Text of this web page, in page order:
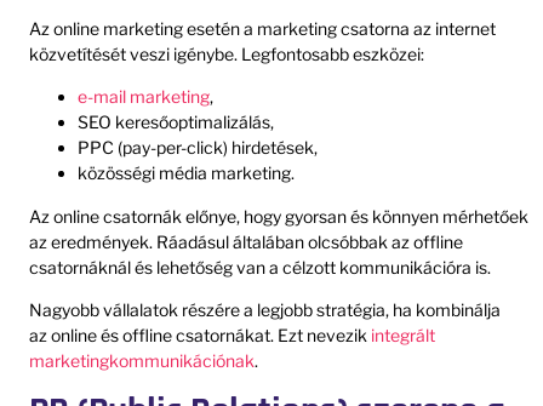
Az online marketing esetén a marketing csatorna az internet
közvetítését veszi igénybe. Legfontosabb eszközei:
e-mail marketing,
SEO keresőoptimalizálás,
PPC (pay-per-click) hirdetések,
közösségi média marketing.
Az online csatornák előnye, hogy gyorsan és könnyen mérhetőek
az eredmények. Ráadásul általában olcsóbbak az offline
csatornáknál és lehetőség van a célzott kommunikációra is.
Nagyobb vállalatok részére a legjobb stratégia, ha kombinálja
az online és offline csatornákat. Ezt nevezik integrált
marketingkommunikációnak.